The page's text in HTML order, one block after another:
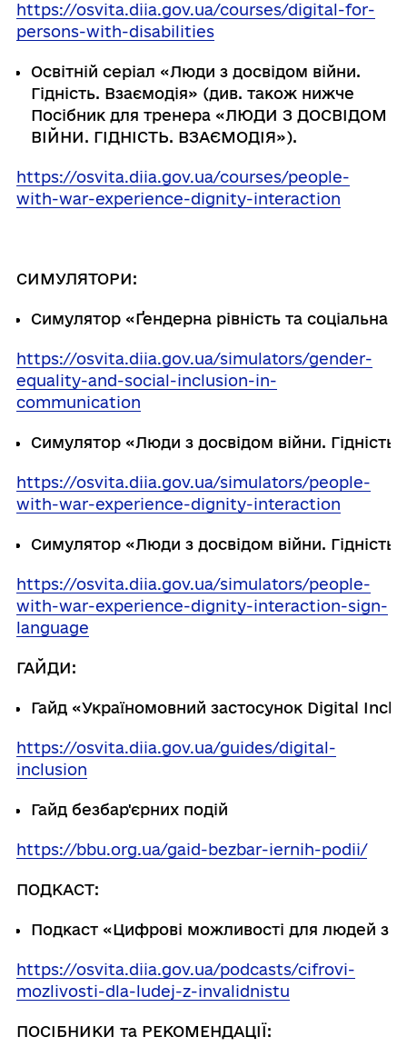
https://osvita.diia.gov.ua/courses/digital-for-
persons-with-disabilities
Освітній серіал «Люди з досвідом війни.
Гідність. Взаємодія» (див. також нижче
Посібник для тренера «ЛЮДИ З ДОСВІДОМ
ВІЙНИ. ГІДНІСТЬ. ВЗАЄМОДІЯ»).
https://osvita.diia.gov.ua/courses/people-
with-war-experience-dignity-interaction
СИМУЛЯТОРИ:
Симулятор «Ґендерна рівність та соціальна
https://osvita.diia.gov.ua/simulators/gender-
equality-and-social-inclusion-in-
communication
Симулятор «Люди з досвідом війни. Гідність.
https://osvita.diia.gov.ua/simulators/people-
with-war-experience-dignity-interaction
Симулятор «Люди з досвідом війни. Гідність.
https://osvita.diia.gov.ua/simulators/people-
with-war-experience-dignity-interaction-sign-
language
ГАЙДИ:
Гайд «Україномовний застосунок Digital
https://osvita.diia.gov.ua/guides/digital-
inclusion
Гайд безбар'єрних подій
https://bbu.org.ua/gaid-bezbar-iernih-podii/
ПОДКАСТ:
Подкаст «Цифрові можливості для людей з
https://osvita.diia.gov.ua/podcasts/cifrovi-
mozlivosti-dla-ludej-z-invalidnistu
ПОСІБНИКИ таРЕКОМЕНДАЦІЇ: